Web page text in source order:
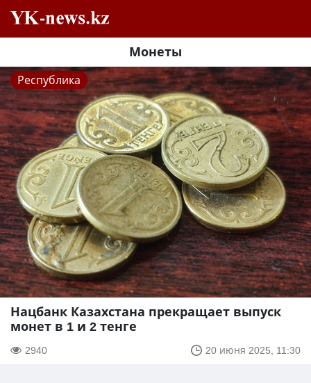
Монеты
Республика
Нацбанк Казахстана прекращает выпуск
монет в 1 и 2 тенге
2940 20 июня 2025, 11:30